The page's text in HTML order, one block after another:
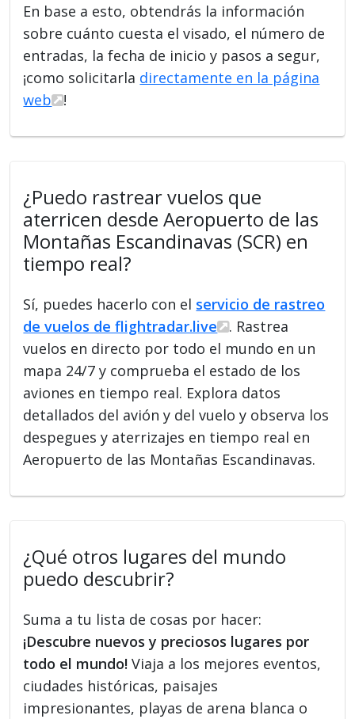
En base a esto, obtendrás la información
sobre cuánto cuesta el visado, el número de
entradas, la fecha de inicio y pasos a segur,
¡como solicitarla directamente en la página
web
!
¿Puedo rastrear vuelos que
aterricen desde Aeropuerto de las
Montañas Escandinavas (SCR) en
tiempo real?
Sí, puedes hacerlo con el servicio de rastreo
de vuelos de flightradar.live
. Rastrea
vuelos en directo por todo el mundo en un
mapa 24/7 y comprueba el estado de los
aviones en tiempo real. Explora datos
detallados del avión y del vuelo y observa los
despegues y aterrizajes en tiempo real en
Aeropuerto de las Montañas Escandinavas.
¿Qué otros lugares del mundo
puedo descubrir?
Suma a tu lista de cosas por hacer:
¡Descubre nuevos y preciosos lugares por
todo el mundo! Viaja a los mejores eventos,
ciudades históricas, paisajes
impresionantes, playas de arena blanca o